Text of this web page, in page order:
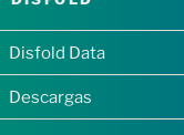
Disfold Data
Descargas